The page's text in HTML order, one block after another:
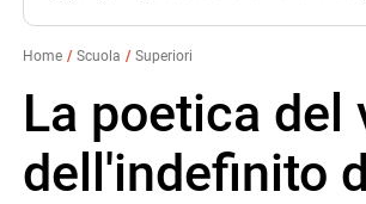
Home Scuola Superiori
La poetica del
dell'indefinito